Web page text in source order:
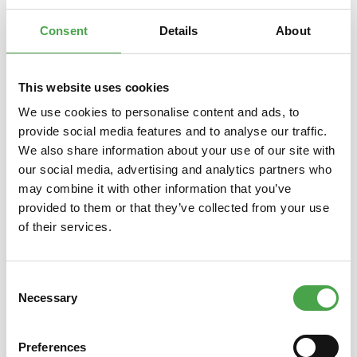
Consent Details About
This website uses cookies
We use cookies to personalise content and ads, to
provide social media features and to analyse our traffic.
We also share information about your use of our site with
our social media, advertising and analytics partners who
may combine it with other information that you’ve
provided to them or that they’ve collected from your use
of their services.
Selection
Necessary
Preferences
Produktgalerie überspringen
Das könnte Ihnen auch gefallen